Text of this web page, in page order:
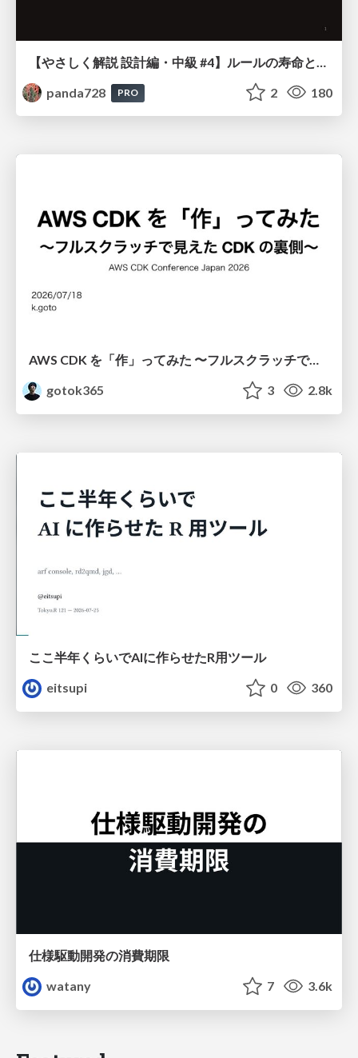
panda728
PRO 2 180
AWS CDK を「作」ってみた 〜フルスクラッチで見えた CDK の裏側〜 / aws-cdk-from-scratch
gotok365
3 2.8k
ここ半年くらいでAIに作らせたR用ツール
eitsupi
0 360
仕様駆動開発の消費期限
watany
7 3.6k